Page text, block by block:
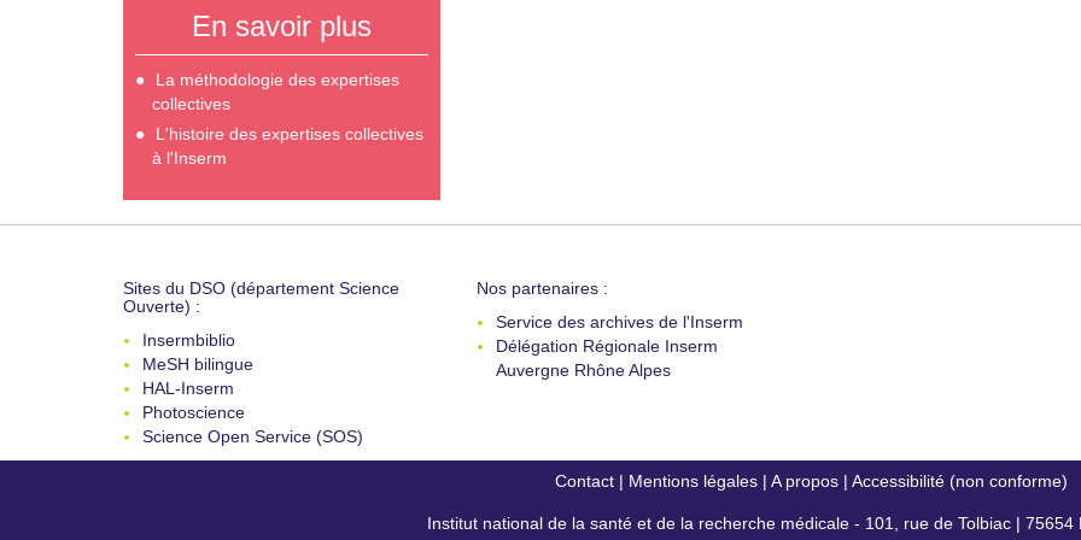
En savoir plus
La méthodologie des expertises
collectives
L'histoire des expertises collectives
à l'Inserm
Sites du DSO (département Science
Ouverte) :
Insermbiblio
MeSH bilingue
HAL-Inserm
Photoscience
Science Open Service (SOS)
Nos partenaires :
Service des archives de l'Inserm
Délégation Régionale Inserm
Auvergne Rhône Alpes
Contact| Mentions légales| A propos| Accessibilité (non conforme)
Institut national de la santé et de la recherche médicale - 101, rue de Tolbiac | 75654